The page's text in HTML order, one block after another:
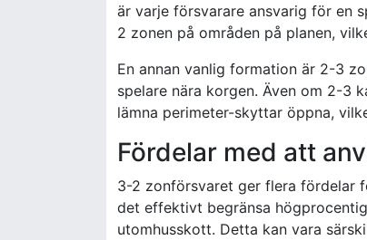
är varje försvarare ansvarig för en
2 zonen på områden på planen,
En annan vanlig formation är 2-3
spelare nära korgen. Även om 2-3
lämna perimeter-skyttar öppna,
Fördelar med att
3-2 zonförsvaret ger flera fördelar
det effektivt begränsa
utomhusskott. Detta kan vara